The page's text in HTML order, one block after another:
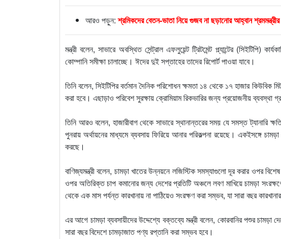
আরও পড়ুন:শ্রমিকদের বেতন-ভাতা নিয়ে গুজব না ছড়ানোর আহ্বান শ্রমমন্ত্রীর
মন্ত্রী বলেন, সাভারে অবস্থিত সেন্ট্রাল এফলুয়েন্ট ট্রিটমেন্ট প্ল্যান্টের (সিইটিপি)
কোম্পানি সমীক্ষা চালাচ্ছে। ঈদের দুই সপ্তাহের তাদের রিপোর্ট পাওয়া যাবে।
তিনি বলেন, সিইটিপির বর্তমান দৈনিক পরিশোধন ক্ষমতা ১৪ থেকে ১৭ হাজার কিউবিক
করা হবে। এছাড়াও পরিবেশ সুরক্ষায় ক্রোমিয়াম রিকভারির জন্য প্রয়োজনীয় ব্যবস্থা
তিনি আরও বলেন, হাজারীবাগ থেকে সাভারে স্থানান্তরের সময় যে সমস্ত ট্যানারি
পুনরায় অর্থায়নের মাধ্যমে ব্যবসায় ফিরিয়ে আনার পরিকল্পনা রয়েছে। একইসঙ্গে
করছে।
বাণিজ্যমন্ত্রী বলেন, চামড়া খাতের উন্নয়নে লজিস্টিক সমস্যাগুলো দূর করার ওপর
ওপর অতিরিক্ত চাপ কমানোর জন্য দেশের প্রতিটি অঞ্চলে লবণ মাখিয়ে চামড়া
থেকে এক মাস পর্যন্ত কারখানায় না পাঠিয়েও সংরক্ষণ করা সম্ভব, যা সারা বছর
এর আগে চামড়া ব্যবসায়ীদের উদ্দেশ্যে বক্তব্যে মন্ত্রী বলেন, কোরবানির পশুর
সারা বছর বিদেশে চামড়াজাত পণ্য রপ্তানি করা সম্ভব হবে।